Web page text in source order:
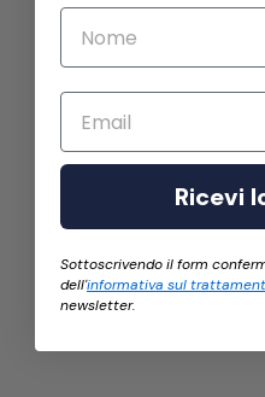
Email
Ricevi
Sottoscrivendo il form
dell'informativa sul
newsletter.